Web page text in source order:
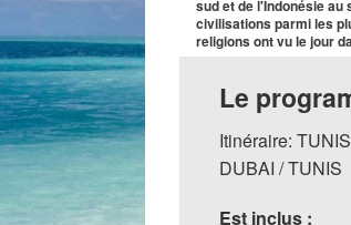
sud et de l'Indonésie
civilisations parmi les
religions ont vu le jour
Le
Itinéraire:
DUBAI / TUNIS
Est inclus :